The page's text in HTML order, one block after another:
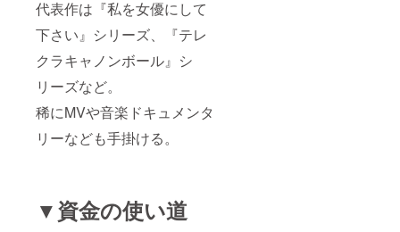
代表作は『私を女優にして
下さい』シリーズ、『テレ
クラキャノンボール』シ
リーズなど。
稀にMVや音楽ドキュメンタ
リーなども手掛ける。
▼資金の使い道